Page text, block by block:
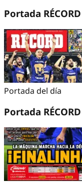
Portada
Portada del día
Portada